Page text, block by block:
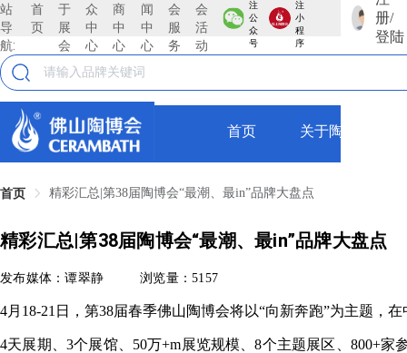
站
导
航:
首
页
于
展
会
众
中
心
商
中
心
闻
中
心
会
服
务
会
活
动
注
公
众
号
注
小
程
序
册/
登陆
首页 关于陶博会
首页 精彩汇总|第38届陶博会“最潮、最in”品牌大盘点
精彩汇总|第38届陶博会“最潮、最in”品牌大盘点
发布媒体：谭翠静 浏览量：5157
4月18-21日，第38届春季佛山陶博会将以“向新奔跑”为主题，
4天展期、3个展馆、50万+m展览规模、8个主题展区、800+